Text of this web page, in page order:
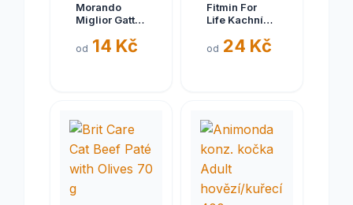
Morando
Miglior Gatto
kapsička pro
od 14 Kč
Fitmin For
Life Kachní
kočky 85g
od 24 Kč